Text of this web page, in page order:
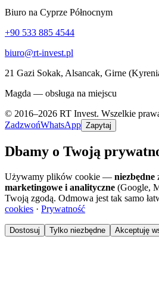
Biuro na Cyprze Północnym
+90 533 885 4544
biuro@rt-invest.pl
21 Gazi Sokak, Alsancak, Girne
Magda — obsługa na miejscu
© 2016–2026 RT Invest. Wszelkie
ZadzwońWhatsApp Zapytaj
Dbamy o Twoją
Używamy plików cookie — niezbędne
marketingowe i analityczne (Google,
Twoją zgodą. Odmowa jest tak samo
cookies · Prywatność
Dostosuj Tylko niezbędne Akceptuję